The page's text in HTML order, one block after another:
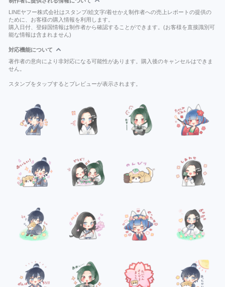
LINEヤフー株式会社はスタンプ/絵文字/着せかえ制作者への売上レポートの提供の
ために、お客様の購入情報を利用します。
購入日付、登録国情報は制作者から確認することができます。(お客様を直接識別可
能な情報は含まれません)
対応機能について
著作者の意向により非対応になる可能性があります。購入後のキャンセルはできま
せん。
スタンプをタップするとプレビューが表示されます。